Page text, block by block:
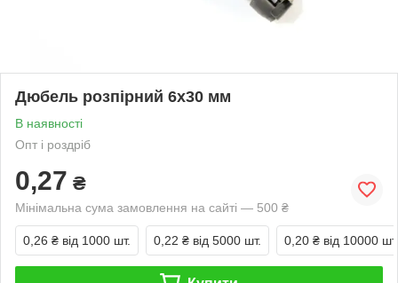
Дюбель розпірний 6х30 мм
В наявності
Опт і роздріб
0,27 ₴
Мінімальна сума замовлення на сайті — 500 ₴
0,26 ₴ від 1000 шт. 0,22 ₴ від 5000 шт. 0,20 ₴ від 10000 шт.